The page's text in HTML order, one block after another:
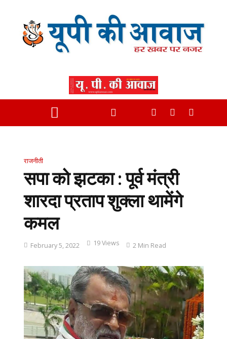
राजनीती
सपा को झटका : पूर्व मंत्री
शारदा प्रताप शुक्ला थामेंगे
कमल
February 5, 2022 19 Views 2 Min Read